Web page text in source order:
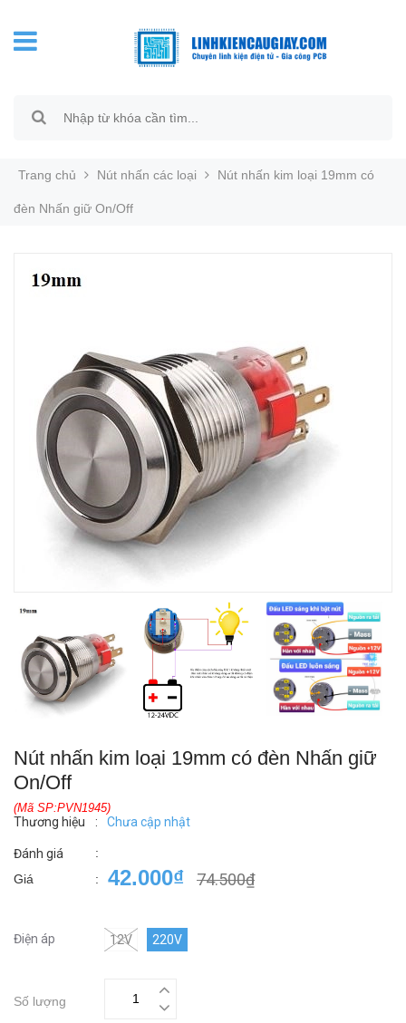
Trang chủ Nút nhấn các loại Nút nhấn kim loại 19mm có
đèn Nhấn giữ On/Off
Nút nhấn kim loại 19mm có đèn Nhấn giữ
On/Off
(Mã SP:PVN1945)
Thương hiệu : Chưa cập nhật
Đánh giá
:
Giá
: 42.000₫ 74.500₫
Điện áp 12V 220V
Số lượng